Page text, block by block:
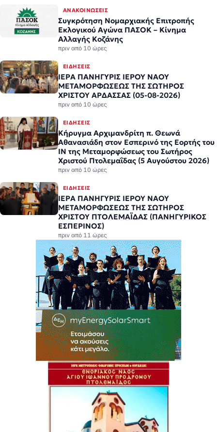
ΑΝΑΚΟΙΝΏΣΕΙΣ
Συγκρότηση Νομαρχιακής Επιτροπής
Εκλογικού Αγώνα ΠΑΣΟΚ – Κίνημα
Αλλαγής Κοζάνης
πριν από 10 ώρες
ΕΙΔΉΣΕΙΣ
ΙΕΡΑ ΠΑΝΗΓΥΡΙΣ ΙΕΡΟΥ ΝΑΟΥ
ΜΕΤΑΜΟΡΦΩΣΕΩΣ ΤΗΣ ΣΩΤΗΡΟΣ
ΧΡΙΣΤΟΥ ΑΡΔΑΣΣΑΣ (05-08-2026)
πριν από 10 ώρες
ΕΙΔΉΣΕΙΣ
Κήρυγμα Αρχιμανδρίτη π. Θεωνά
Αθανασιάδη στον Εσπερινό της Εορτής του
ΙΝ της Μεταμορφώσεως του Σωτήρος
Χριστού Πτολεμαΐδας (5 Αυγούστου 2026)
πριν από 10 ώρες
ΕΙΔΉΣΕΙΣ
ΙΕΡΑ ΠΑΝΗΓΥΡΙΣ ΙΕΡΟΥ ΝΑΟΥ
ΜΕΤΑΜΟΡΦΩΣΕΩΣ ΤΗΣ ΣΩΤΗΡΟΣ
ΧΡΙΣΤΟΥ ΠΤΟΛΕΜΑΪΔΑΣ (ΠΑΝΗΓΥΡΙΚΟΣ
ΕΣΠΕΡΙΝΟΣ)
πριν από 11 ώρες